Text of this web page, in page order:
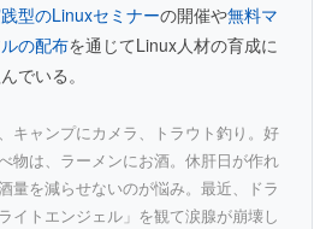
型のLinuxセミナーの開催や無料マ
の配布を通じてLinux人材の育成に
でいる。
キャンプにカメラ、トラウト釣り。好
物は、ラーメンにお酒。休肝日が作れ
量を減らせないのが悩み。最近、ドラ
イトエンジェル」を観て涙腺が崩壊し